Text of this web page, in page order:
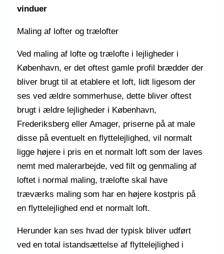
vinduer
Maling af lofter og trælofter
Ved maling af lofte og trælofte i lejligheder i
København, er det oftest gamle profil brædder der
bliver brugt til at etablere et loft, lidt ligesom der
ses ved ældre sommerhuse, dette bliver oftest
brugt i ældre lejligheder i København,
Frederiksberg eller Amager, priserne på at male
disse på eventuelt en flyttelejlighed, vil normalt
ligge højere i pris en et normalt loft som der laves
nemt med malerarbejde, ved filt og genmaling af
loftet i normal maling, trælofte skal have
træværks maling som har en højere kostpris på
en flyttelejlighed end et normalt loft.
Herunder kan ses hvad der typisk bliver udført
ved en total istandsættelse af flyttelejlighed i